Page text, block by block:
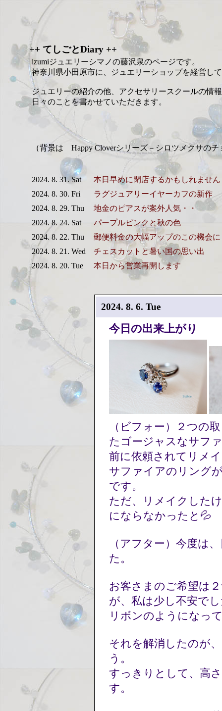
++ てしごとDiary ++
izumiジュエリーシマノの藤沢泉のページです。
神奈川県小田原市に、ジュエリーショップを経営し
ジュエリーの紹介の他、アクセサリースクールの情
日々のことを書かせていただきます。
（背景は Happy Cloverシリーズ－シロツメクサのチ
2024. 8. 31. Sat
本日早めに閉店するかもしれません
2024. 8. 30. Fri
ラグジュアリーイヤーカフの新作
2024. 8. 29. Thu
地金のピアスが案外人気・・
2024. 8. 24. Sat
パープルピンクと秋の色
2024. 8. 22. Thu
郵便料金の大幅アップのこの機会
2024. 8. 21. Wed
チェスカットと暑い国の思い出
2024. 8. 20. Tue
本日から営業再開します
2024. 8. 6. Tue
今日の出来上がり
（ビフォー）２つの
たゴージャスなサフ
前に依頼されてリメ
サファイアのリング
です。
ただ、リメイクした
にならなかったと💦
（アフター）今度は
た。
お客さまのご希望は
が、私は少し不安で
リボンのようになっ
それを解消したのが
う。
すっきりとして、高
す。